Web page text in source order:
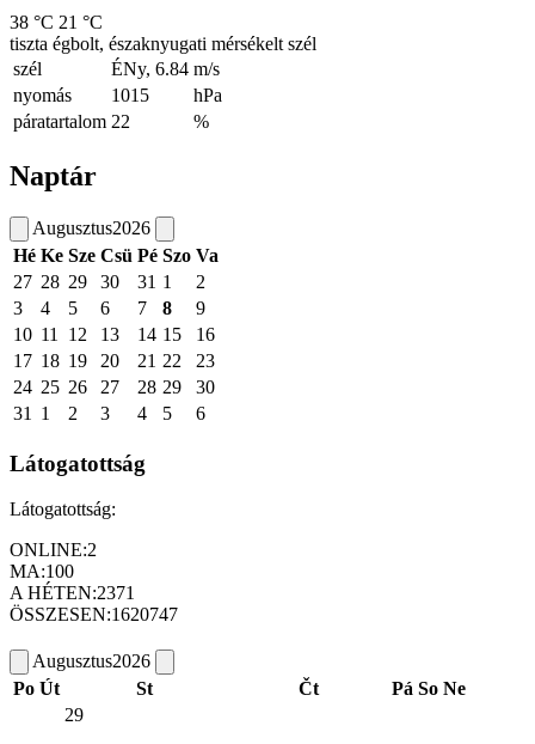
38 °C 21 °C
tiszta égbolt, északnyugati mérsékelt szél
szél
ÉNy, 6.84 m/s
nyomás
1015
hPa
páratartalom 22 %
Naptár
Augusztus2026
Hé Ke Sze Csü Pé Szo Va
27 28 29 30 31 1
2
3
4 5 6 7 8
9
10 11 12 13 14 15
16
17 18 19 20 21 22
23
24 25 26 27 28 29
30
31
1 2 3 4 5 6
Látogatottság
Látogatottság:
ONLINE:2
MA:100
A HÉTEN:2371
ÖSSZESEN:1620747
Augusztus2026
Po Út St Čt Pá So Ne
29